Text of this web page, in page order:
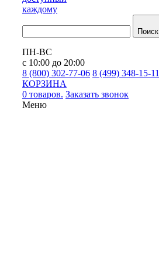
каждому
Поиск
ПН-ВС
с 10:00 до 20:00
8 (800) 302-77-06 8 (499) 348-15-11
КОРЗИНА
0 товаров. Заказать звонок
Меню